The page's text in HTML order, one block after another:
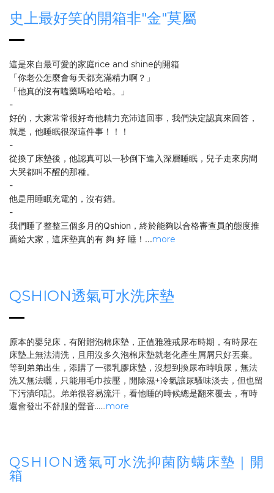
史上最好笑的開箱非"金"莫屬
這是來自最可愛的家庭rice and shine的開箱
「你老公怎麼會每天都充滿精力啊？」
「他真的沒有嗑藥嗎哈哈哈。」
-
好的，大家常常很好奇他精力充沛這回事，我們決定認真來回答，
就是，他睡眠很深這件事！！！
-
從換了床墊後，他認真可以一秒倒下進入深層睡眠，兒子走來房間
大哭都叫不醒的那種。
-
他是用睡眠充電的，沒有錯。
-
我們睡了整整三個多月的Qshion，終於能夠以合格審查員的態度推
薦給大家，這床墊真的有 夠 好 睡！...more
QSHION透氣可水洗床墊
原本的嬰兒床，有附贈泡棉床墊，正值雅雅戒尿布時期，有時尿在
床墊上無法清洗，且用沒多久泡棉床墊就老化產生屑屑只好丟棄。
等到弟弟出生，添購了一張乳膠床墊，沒想到換尿布時噴尿，無法
洗又無法曬，只能用毛巾按壓，開除濕+冷氣讓尿騷味淡去，但也留
下污漬印記。弟弟很容易流汗，看他睡的時候總是翻來覆去，有時
還會發出不舒服的聲音……more
QSHION透氣可水洗抑菌防螨床墊｜開
箱